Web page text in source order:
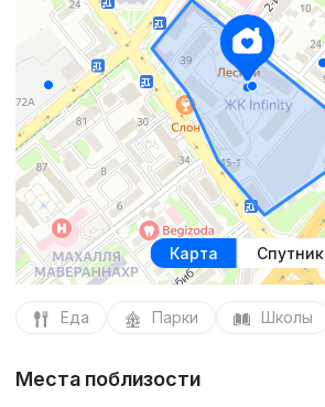
Карта Спутник
Еда Парки Школы
Места поблизости